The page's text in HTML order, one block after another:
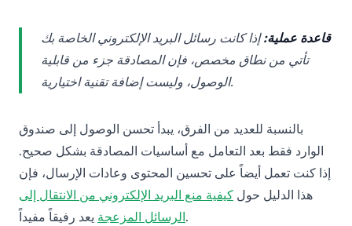
قاعدة عملية:إذا كانت رسائل البريد الإلكتروني الخاصة بك
تأتي من نطاق مخصص، فإن المصادقة جزء من قابلية
الوصول، وليست إضافة تقنية اختيارية.
بالنسبة للعديد من الفرق، يبدأ تحسن الوصول إلى صندوق
الوارد فقط بعد التعامل مع أساسيات المصادقة بشكل صحيح.
إذا كنت تعمل أيضاً على تحسين المحتوى وعادات الإرسال، فإن
هذا الدليل حول كيفية منع البريد الإلكتروني من الانتقال إلى
الرسائل المزعجةيعد رفيقاً مفيداً.